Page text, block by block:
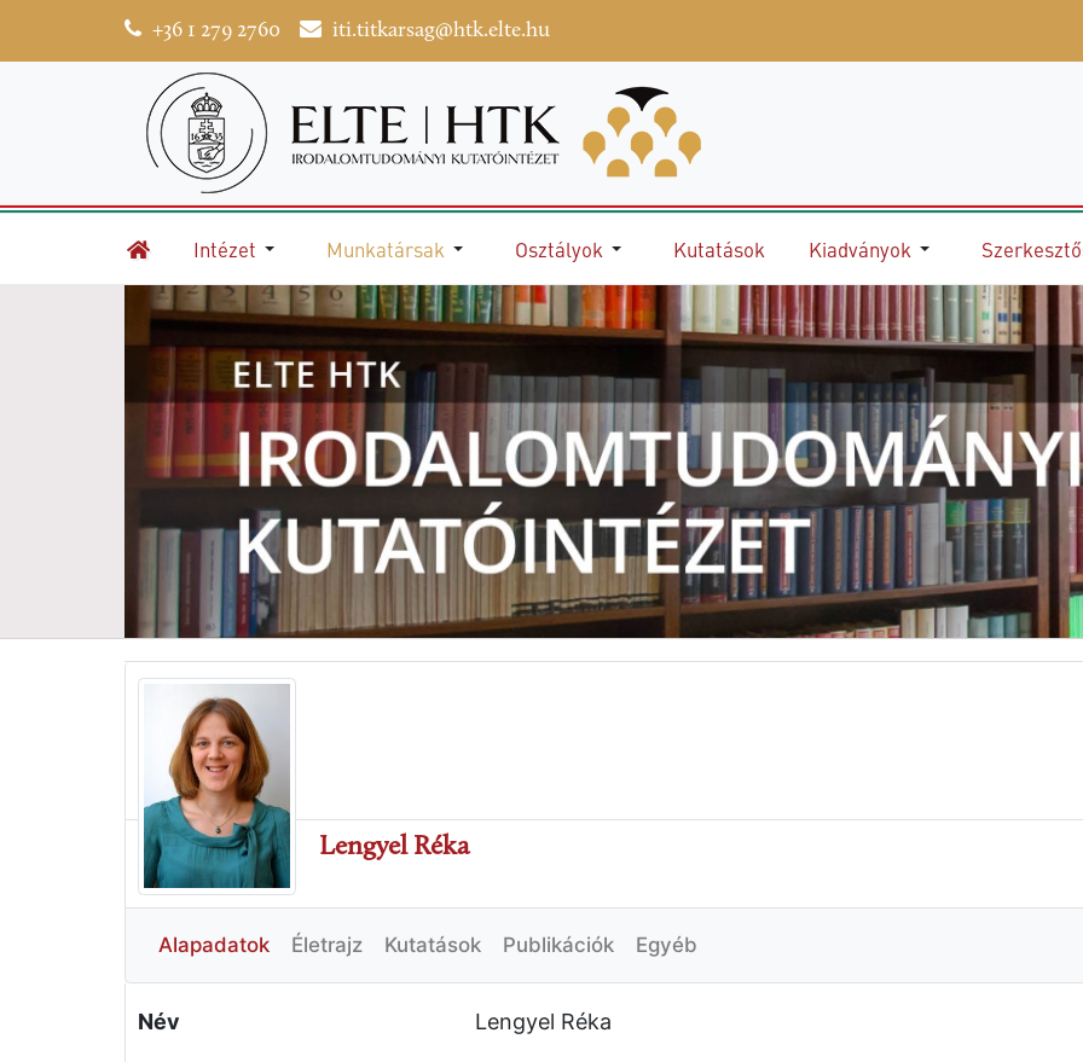
+36 1 279 2760 iti.titkarsag@htk.elte.hu
Intézet Munkatársak Osztályok Kutatások Kiadványok
Lengyel Réka
Alapadatok Életrajz Kutatások Publikációk Egyéb
Név Lengyel Réka